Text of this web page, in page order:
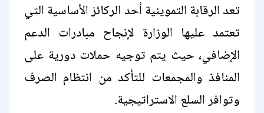
تعد الرقابة التموينية أحد الركائز الأساسية التي
تعتمد عليها الوزارة لإنجاح مبادرات الدعم
الإضافي، حيث يتم توجيه حملات دورية على
المنافذ والمجمعات للتأكد من انتظام الصرف
وتوافر السلع الاستراتيجية.